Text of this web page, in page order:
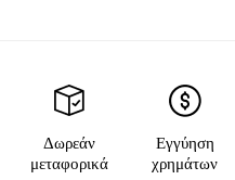
Δωρεάν
μεταφορικά
Εγγύηση
χρημάτων